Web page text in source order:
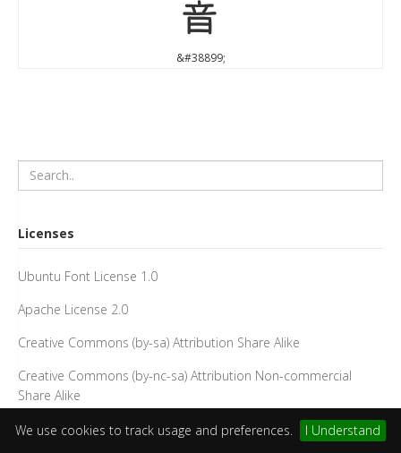
We use cookies to track usage and preferences. I Understand
音
&#38899;
Licenses
Ubuntu Font License 1.0
Apache License 2.0
Creative Commons (by-sa) Attribution Share Alike
Creative Commons (by-nc-sa) Attribution Non-commercial
Share Alike
Creative Commons (by) Attribution